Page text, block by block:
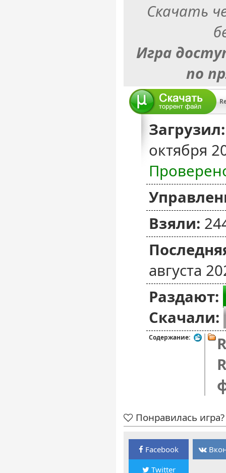
Скачать
Игра
по
Загрузил:
октября
Взяли:
августа
Раздают:
Скачали:
Содержание:
Понравилась
Facebook
Twitter